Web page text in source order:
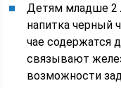
Детям младше 2
напитка черный
чае содержатся
связывают
возможности